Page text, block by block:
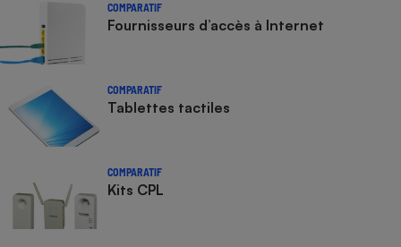
COMPARATIF
Fournisseurs d’accès à Internet
COMPARATIF
Tablettes tactiles
COMPARATIF
Kits CPL